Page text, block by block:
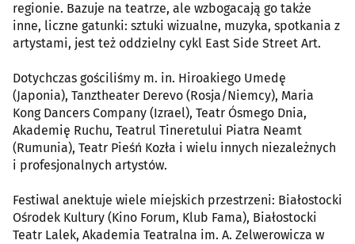
regionie. Bazuje na teatrze, ale wzbogacają go także
inne, liczne gatunki: sztuki wizualne, muzyka, spotkania z
artystami, jest też oddzielny cykl East Side Street Art.
Dotychczas gościliśmy m. in. Hiroakiego Umedę
(Japonia), Tanztheater Derevo (Rosja/Niemcy), Maria
Kong Dancers Company (Izrael), Teatr Ósmego Dnia,
Akademię Ruchu, Teatrul Tineretului Piatra Neamt
(Rumunia), Teatr Pieśń Kozła i wielu innych niezależnych
i profesjonalnych artystów.
Festiwal anektuje wiele miejskich przestrzeni: Białostocki
Ośrodek Kultury (Kino Forum, Klub Fama), Białostocki
Teatr Lalek, Akademia Teatralna im. A. Zelwerowicza w